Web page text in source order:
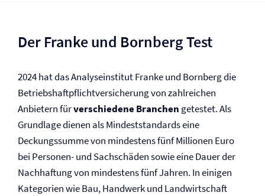
Der Franke und Bornberg Test
2024 hat das Analyseinstitut Franke und Bornberg die
Betriebs­haftpflicht­versicherung von zahlreichen
Anbietern fürverschiedene Branchen getestet. Als
Grundlage dienen als Mindeststandards eine
Deckungssumme von mindestens fünf Millionen Euro
bei Personen- und Sachschäden sowie eine Dauer der
Nachhaftung von mindestens fünf Jahren. In einigen
Kategorien wie Bau, Handwerk und Landwirtschaft